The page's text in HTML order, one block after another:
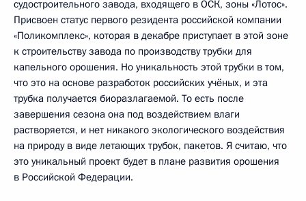
судостроительного завода, входящего в ОСК, зоны «Лотос».
Присвоен статус первого резидента российской компании
«Поликомплекс», которая в декабре приступает в этой зоне
к строительству завода по производству трубки для
капельного орошения. Но уникальность этой трубки в том,
что это на основе разработок российских учёных, и эта
трубка получается биоразлагаемой. То есть после
завершения сезона она под воздействием влаги
растворяется, и нет никакого экологического воздействия
на природу в виде летающих трубок, пакетов. Я считаю, что
это уникальный проект будет в плане развития орошения
в Российской Федерации.